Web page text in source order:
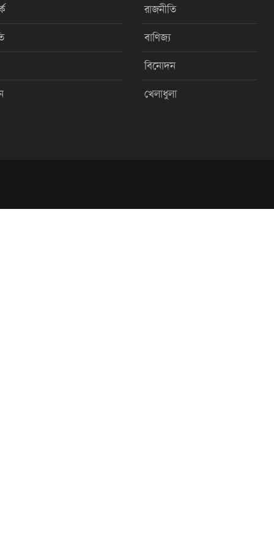
রাজনীতি
বাণিজ্য
বিনোদন
খেলাধুলা